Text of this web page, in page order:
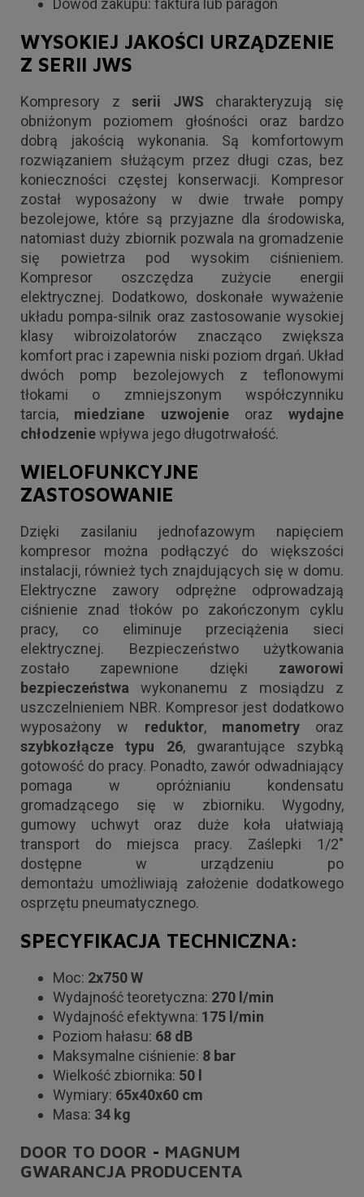
Dowód zakupu: faktura lub paragon
WYSOKIEJ JAKOŚCI URZĄDZENIE
Z SERII JWS
Kompresory zserii JWS charakteryzują się
obniżonym poziomem głośności oraz bardzo
dobrą jakością wykonania. Są komfortowym
rozwiązaniem służącym przez długi czas, bez
konieczności częstej konserwacji. Kompresor
został wyposażony w dwie trwałe pompy
bezolejowe, które są przyjazne dla środowiska,
natomiast duży zbiornik pozwala na gromadzenie
się powietrza pod wysokim ciśnieniem.
Kompresor oszczędza zużycie energii
elektrycznej. Dodatkowo, doskonałe wyważenie
układu pompa-silnik oraz zastosowanie wysokiej
klasy wibroizolatorów znacząco zwiększa
komfort prac i zapewnia niski poziom drgań. Układ
dwóch pomp bezolejowych z teflonowymi
tłokami o zmniejszonym współczynniku
tarcia, miedziane uzwojenieoraz wydajne
chłodzeniewpływa jego długotrwałość.
WIELOFUNKCYJNE
ZASTOSOWANIE
Dzięki zasilaniu jednofazowym napięciem
kompresor można podłączyć do większości
instalacji, również tych znajdujących się w domu.
Elektryczne zawory odprężne odprowadzają
ciśnienie znad tłoków po zakończonym cyklu
pracy, co eliminuje przeciążenia sieci
elektrycznej. Bezpieczeństwo użytkowania
zostało zapewnione dzięki zaworowi
bezpieczeństwa wykonanemu z mosiądzu z
uszczelnieniem NBR. Kompresor jest dodatkowo
wyposażony w reduktor, manometry oraz
szybkozłącze typu 26, gwarantujące szybką
gotowość do pracy. Ponadto, zawór odwadniający
pomaga w opróżnianiu kondensatu
gromadzącego się w zbiorniku. Wygodny,
gumowy uchwyt oraz duże koła ułatwiają
transport do miejsca pracy. Zaślepki 1/2"
dostępne w urządzeniu po
demontażu umożliwiają założenie dodatkowego
osprzętu pneumatycznego.
SPECYFIKACJA TECHNICZNA:
Moc: 2x750W
Wydajność teoretyczna: 270 l/min
Wydajność efektywna: 175 l/min
Poziom hałasu: 68 dB
Maksymalne ciśnienie: 8 bar
Wielkość zbiornika: 50 l
Wymiary: 65x40x60 cm
Masa: 34 kg
DOOR TO DOOR - MAGNUM
GWARANCJA PRODUCENTA